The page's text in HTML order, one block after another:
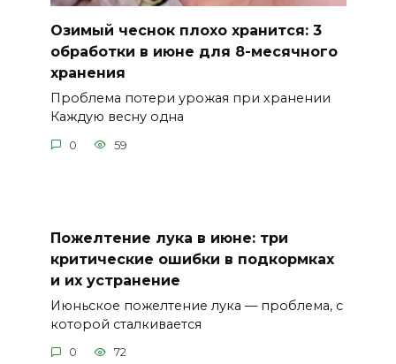
Озимый чеснок плохо хранится: 3
обработки в июне для 8-месячного
хранения
Проблема потери урожая при хранении
Каждую весну одна
0 59
Пожелтение лука в июне: три
критические ошибки в подкормках
и их устранение
Июньское пожелтение лука — проблема, с
которой сталкивается
0 72